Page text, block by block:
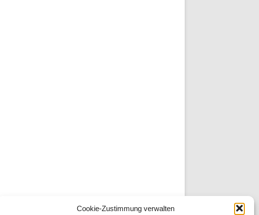
Cookie-Zustimmung verwalten